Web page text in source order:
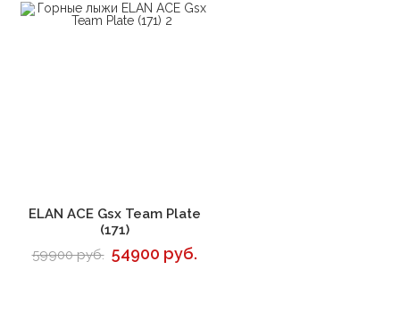
В корзину
ELAN ACE Gsx Team Plate
(171)
59900 руб. 54900 руб.